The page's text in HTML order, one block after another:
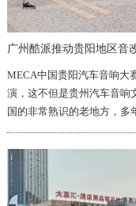
广州酷派推动贵阳地区音
MECA中国贵阳汽车音响大
演，这不但是贵州汽车音响
国的非常熟识的老地方，多
关汽配城上演。